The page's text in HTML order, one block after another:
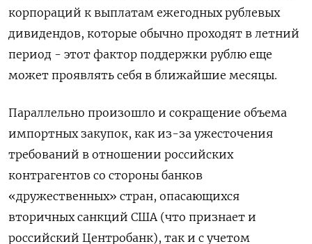
корпораций к выплатам ежегодных рублевых
дивидендов, которые обычно проходят в летний
период - этот фактор поддержки рублю еще
может проявлять себя в ближайшие месяцы.
Параллельно произошло и сокращение объема
импортных закупок, как из-за ужесточения
требований в отношении российских
контрагентов со стороны банков
«дружественных» стран, опасающихся
вторичных санкций США (что признает и
российский Центробанк), так и с учетом